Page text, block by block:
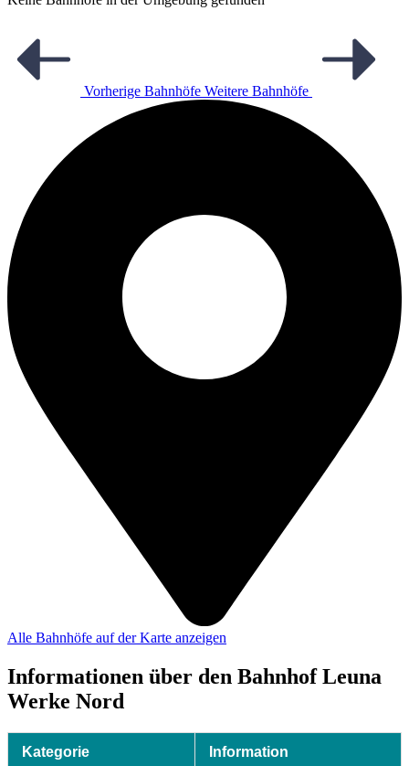
Vorherige Bahnhöfe Weitere Bahnhöfe
Alle Bahnhöfe auf der Karte anzeigen
Informationen über den Bahnhof Leuna
Werke Nord
Kategorie Information